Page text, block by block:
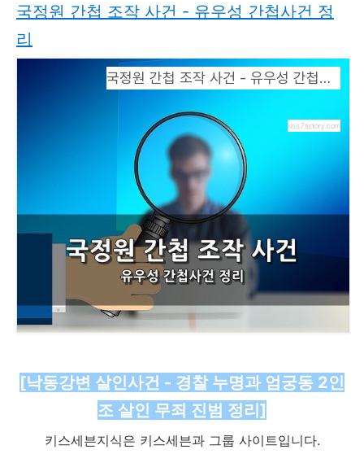
국정원 간첩 조작 사건 - 유우성 간첩사건 정
리
국정원 간첩 조작 사건 - 유우성 간첩사건 정리
kiss7.tistory.com
[낙동강변 살인사건 - 경찰 누명과 엄궁동 2인
조 살인 무죄 진범 정리]
키스세븐지식은 키스세븐과 그룹 사이트입니다.